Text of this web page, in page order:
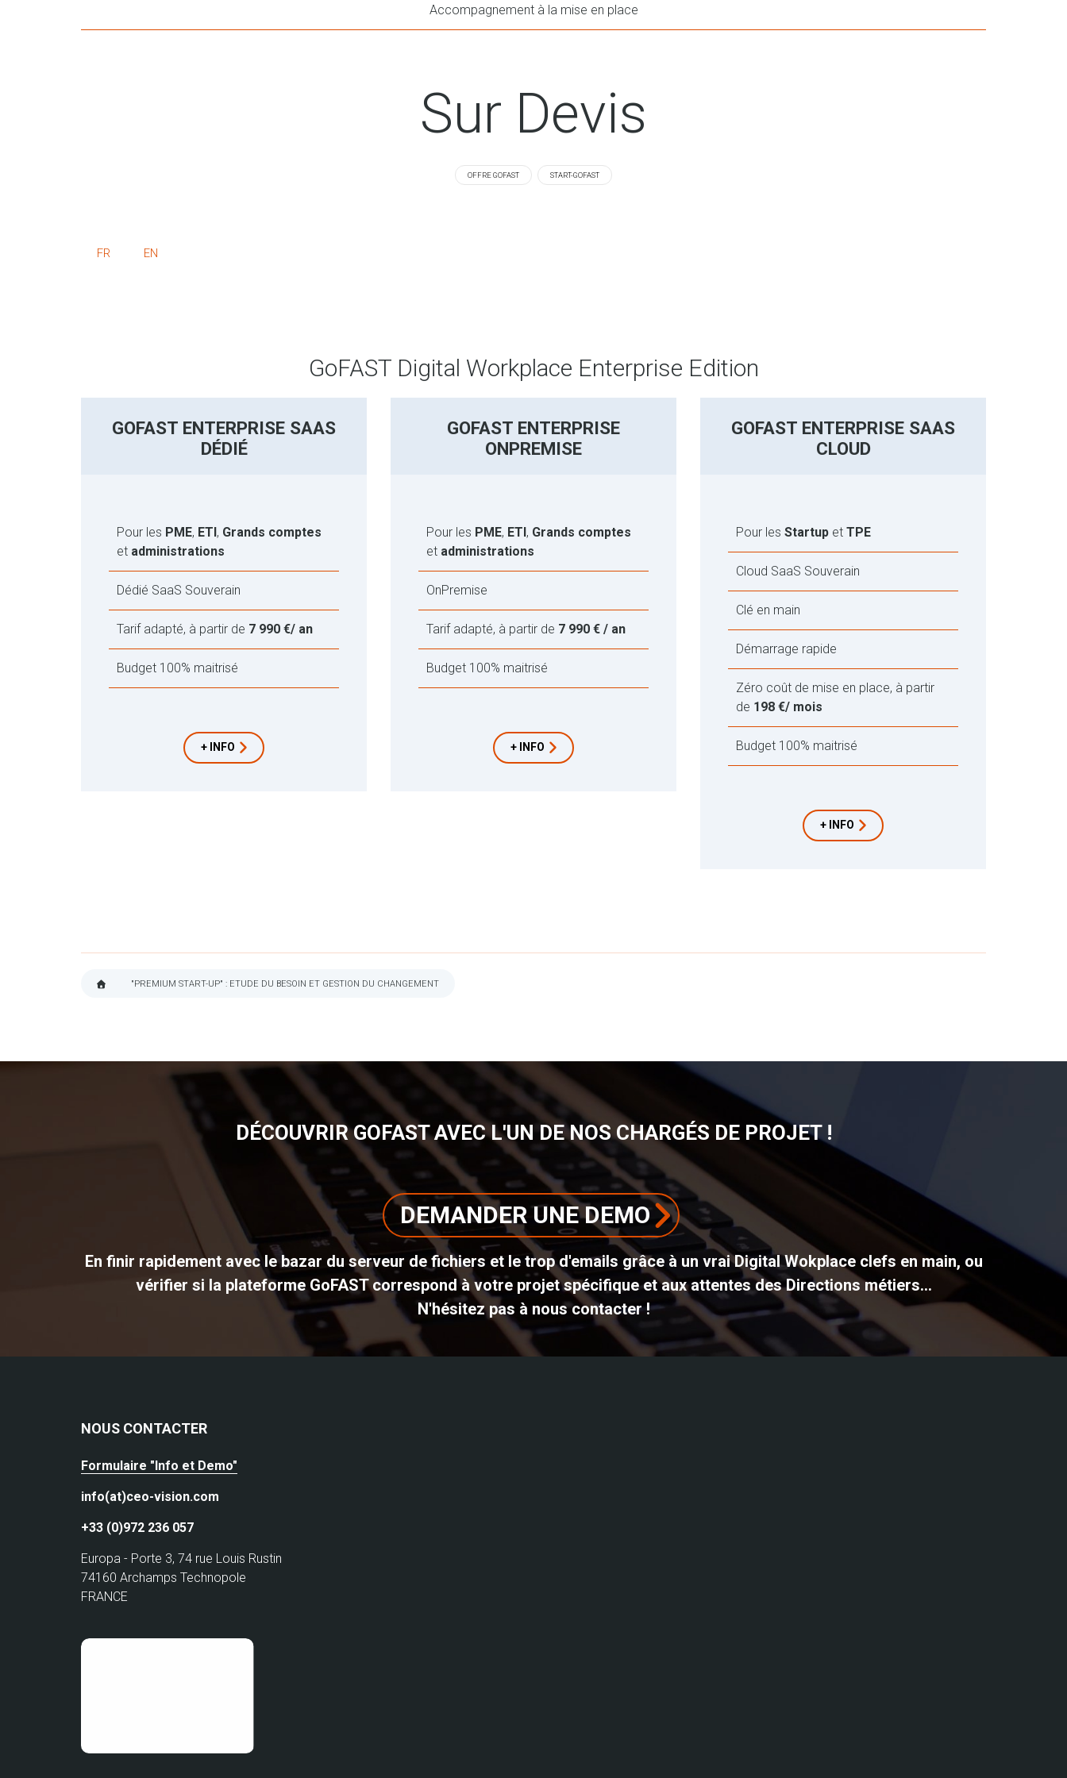
Accompagnement à la mise en place
Sur Devis
OFFRE GOFAST START-GOFAST
FR EN
GoFAST Digital Workplace Enterprise Edition
GOFAST ENTERPRISE SAAS
DÉDIÉ
Pour les PME, ETI, Grands comptes
et administrations
Dédié SaaS Souverain
Tarif adapté, à partir de 7 990 €/ an
Budget 100% maitrisé
+ INFO
GOFAST ENTERPRISE
ONPREMISE
Pour les PME, ETI, Grands comptes
et administrations
OnPremise
Tarif adapté, à partir de 7 990 € / an
Budget 100% maitrisé
+ INFO
GOFAST ENTERPRISE SAAS
CLOUD
Pour les Startup et TPE
Cloud SaaS Souverain
Clé en main
Démarrage rapide
Zéro coût de mise en place, à partir
de 198 €/ mois
Budget 100% maitrisé
+ INFO
"PREMIUM START-UP" : ETUDE DU BESOIN ET GESTION DU CHANGEMENT
DÉCOUVRIR GOFAST AVEC L'UN DE NOS CHARGÉS DE PROJET !
DEMANDER UNE DEMO
En finir rapidement avec le bazar du serveur de fichiers et le trop d'emails grâce à un vrai Digital Wokplace clefs en main, ou
vérifier si la plateforme GoFAST correspond à votre projet spécifique et aux attentes des Directions métiers...
N'hésitez pas à nous contacter !
NOUS CONTACTER
Formulaire "Info et Demo"
info(at)ceo-vision.com
+33 (0)972 236 057
Europa - Porte 3, 74 rue Louis Rustin
74160 Archamps Technopole
FRANCE